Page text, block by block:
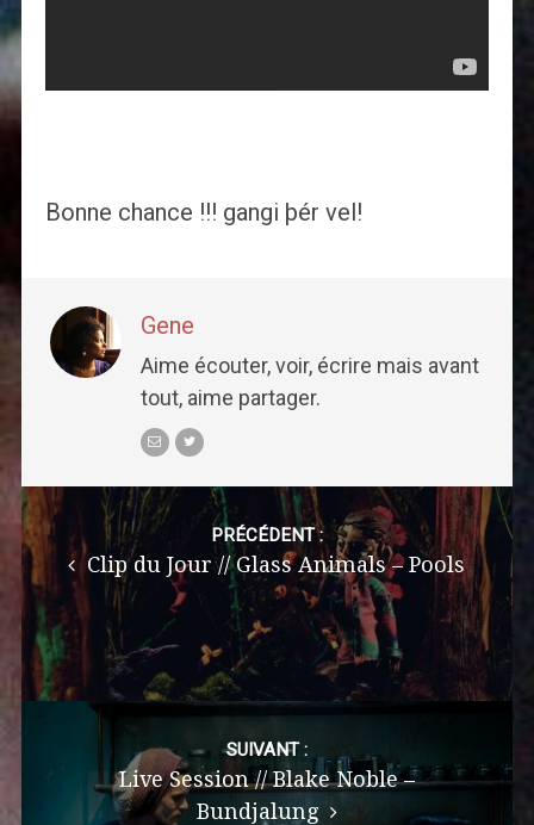
Bonne chance !!! gangi þér vel!
Gene
Aime écouter, voir, écrire mais avant
tout, aime partager.
Post
navigation
PRÉCÉDENT :
Clip du Jour // Glass Animals – Pools
SUIVANT :
Live Session // Blake Noble –
Bundjalung